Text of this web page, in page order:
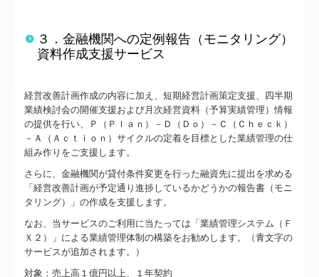
３．金融機関への定例報告（モニタリング）
資料作成支援サービス
経営改善計画作成の内容に加え、短期経営計画策定支援、四半期
業績検討会の開催支援および月次経営資料（予算実績管理）情報
の提供を行い、Ｐ（Ｐｌａｎ）－Ｄ（Ｄｏ）－Ｃ（Ｃｈｅｃｋ）
－Ａ（Ａｃｔｉｏｎ）サイクルの定着を目標とした業績管理の仕
組み作りをご支援します。
さらに、金融機関が貸付条件変更を行った融資先に提出を求める
「経営改善計画が予定通り進捗しているかどうかの報告書（モニ
タリング）」の作成を支援します。
なお、当サービスのご利用に当たっては「業績管理システム（Ｆ
Ｘ２）」による業績管理体制の構築をお勧めします。（青文字の
サービスが追加されます。）
対象：売上高１億円以上、１年契約